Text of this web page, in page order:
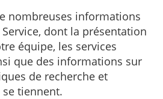
nombreuses informations
dont la présentation
équipe, les services
que des informations sur
de recherche et
tiennent.